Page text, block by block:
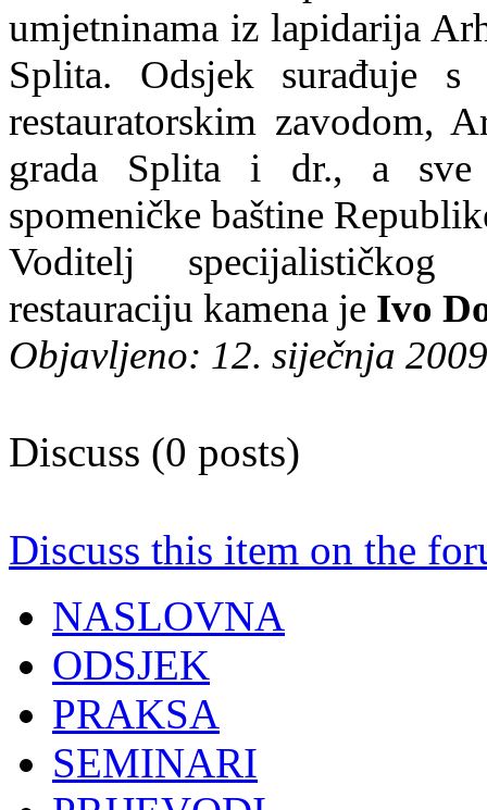
umjetninama iz lapidarija
Splita. Odsjek surađuje
restauratorskim zavodom,
grada Splita i dr., a sve
spomeničke baštine
Voditelj specijalističkog
restauraciju kamena je Ivo
Objavljeno: 12. siječnja
Discuss (0 posts)
Discuss this item on the
NASLOVNA
ODSJEK
PRAKSA
SEMINARI